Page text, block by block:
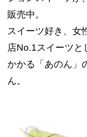
販売中。
スイーツ好き、女
店No.1スイーツと
かかる「あのん」
ん。